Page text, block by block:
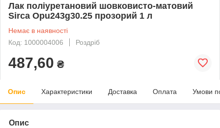
Лак поліуретановий шовковисто-матовий
Sirca Opu243g30.25 прозорий 1 л
Немає в наявності
Код: 1000004006
Роздріб
487,60 ₴
Опис Характеристики Доставка Оплата Умови
Опис